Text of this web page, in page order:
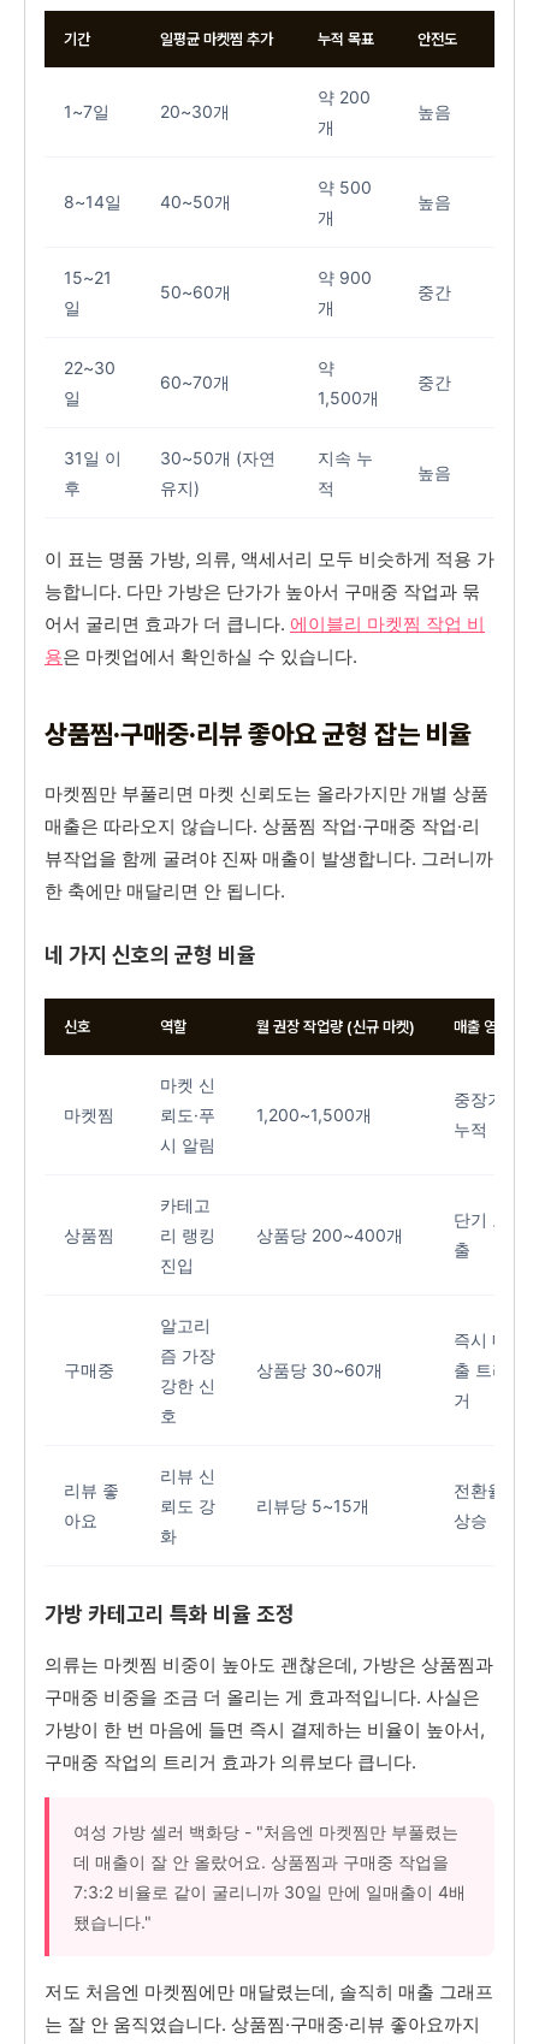
기간 일평균 마켓찜 추가 누적 목표 안전도
1~7일 20~30개
약 200
개
높음
8~14일 40~50개
약 500
개
높음
15~21
일
50~60개
약 900
개
중간
22~30
일
60~70개
약
1,500개
중간
31일 이
후
30~50개 (자연
유지)
지속 누
적
높음
이 표는 명품 가방, 의류, 액세서리 모두 비슷하게 적용 가
능합니다. 다만 가방은 단가가 높아서 구매중 작업과 묶
어서 굴리면 효과가 더 큽니다. 에이블리 마켓찜 작업 비
용은 마켓업에서 확인하실 수 있습니다.
상품찜·구매중·리뷰 좋아요 균형 잡는 비율
마켓찜만 부풀리면 마켓 신뢰도는 올라가지만 개별 상품
매출은 따라오지 않습니다. 상품찜 작업·구매중 작업·리
뷰작업을 함께 굴려야 진짜 매출이 발생합니다. 그러니까
한 축에만 매달리면 안 됩니다.
네 가지 신호의 균형 비율
신호 역할 월 권장 작업량 (신규 마켓) 매출 영향도
마켓찜
마켓 신
뢰도·푸
시 알림
1,200~1,500개
중장기
누적
상품찜
카테고
리 랭킹
진입
상품당 200~400개
단기 노
출
구매중
알고리
즘 가장
강한 신
호
상품당 30~60개
즉시 매
출 트리
거
리뷰 좋
아요
리뷰 신
뢰도 강
화
리뷰당 5~15개
전환율
상승
가방 카테고리 특화 비율 조정
의류는 마켓찜 비중이 높아도 괜찮은데, 가방은 상품찜과
구매중 비중을 조금 더 올리는 게 효과적입니다. 사실은
가방이 한 번 마음에 들면 즉시 결제하는 비율이 높아서,
구매중 작업의 트리거 효과가 의류보다 큽니다.
여성 가방 셀러 백화당 - "처음엔 마켓찜만 부풀렸는
데 매출이 잘 안 올랐어요. 상품찜과 구매중 작업을
7:3:2 비율로 같이 굴리니까 30일 만에 일매출이 4배
됐습니다."
저도 처음엔 마켓찜에만 매달렸는데, 솔직히 매출 그래프
는 잘 안 움직였습니다. 상품찜·구매중·리뷰 좋아요까지